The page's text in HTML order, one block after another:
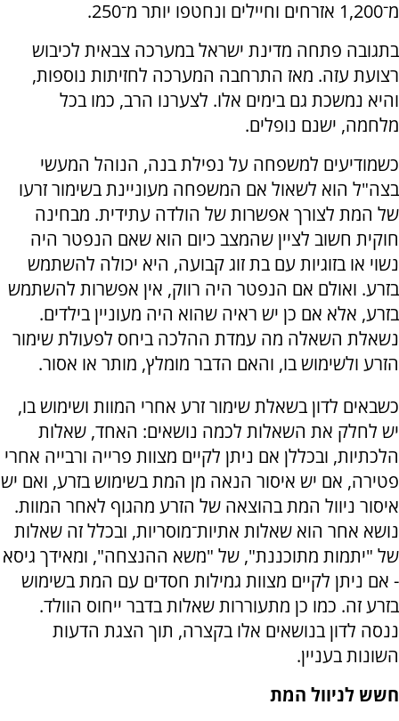
מ־1,200 אזרחים וחיילים ונחטפו יותר מ־250.
בתגובה פתחה מדינת ישראל במערכה צבאית לכיבוש
רצועת עזה. מאז התרחבה המערכה לחזיתות נוספות,
והיא נמשכת גם בימים אלו. לצערנו הרב, כמו בכל
מלחמה, ישנם נופלים.
כשמודיעים למשפחה על נפילת בנה, הנוהל המעשי
בצה"ל הוא לשאול אם המשפחה מעוניינת בשימור זרעו
של המת לצורך אפשרות של הולדה עתידית. מבחינה
חוקית חשוב לציין שהמצב כיום הוא שאם הנפטר היה
נשוי או בזוגיות עם בת זוג קבועה, היא יכולה להשתמש
בזרע. ואולם אם הנפטר היה רווק, אין אפשרות להשתמש
בזרע, אלא אם כן יש ראיה שהוא היה מעוניין בילדים.
נשאלת השאלה מה עמדת ההלכה ביחס לפעולת שימור
הזרע ולשימוש בו, והאם הדבר מומלץ, מותר או אסור.
כשבאים לדון בשאלת שימור זרע אחרי המוות ושימוש בו,
יש לחלק את השאלות לכמה נושאים: האחד, שאלות
הלכתיות, ובכללן אם ניתן לקיים מצוות פרייה ורבייה אחרי
פטירה, אם יש איסור הנאה מן המת בשימוש בזרע, ואם יש
איסור ניוול המת בהוצאה של הזרע מהגוף לאחר המוות.
נושא אחר הוא שאלות אתיות־מוסריות, ובכלל זה שאלות
של "יתמות מתוכננת", של "משא ההנצחה", ומאידך גיסא
- אם ניתן לקיים מצוות גמילות חסדים עם המת בשימוש
בזרע זה. כמו כן מתעוררות שאלות בדבר ייחוס הוולד.
ננסה לדון בנושאים אלו בקצרה, תוך הצגת הדעות
השונות בעניין.
חשש לניוול המת